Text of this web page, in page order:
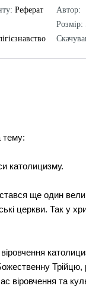
Реферат
Автор:
Розмір:
тему:
католицизму.
ще один
церкви. Так у
Трійцю,
віровчення та